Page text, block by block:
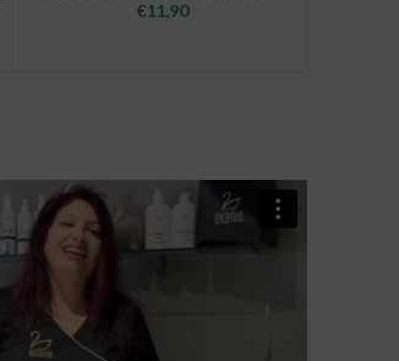
€11,90